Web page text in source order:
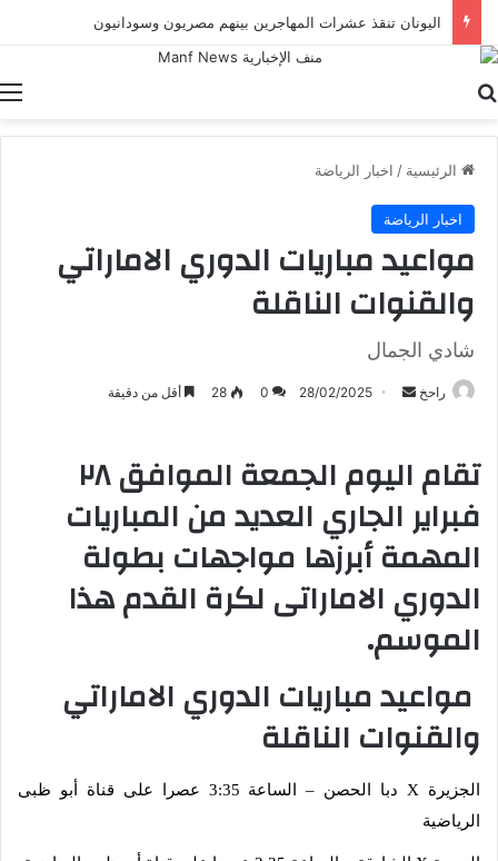
اليونان تنقذ عشرات المهاجرين بينهم مصريون وسودانيون
الرئيسية / اخبار الرياضة
اخبار الرياضة
مواعيد مباريات الدوري الاماراتي
والقنوات الناقلة
شادي الجمال
راحخ
أرسل 28/02/2025
0
28 أقل من دقيقة
تقام اليوم الجمعة الموافق ٢٨
فبراير الجاري العديد من المباريات
المهمة أبرزها مواجهات بطولة
الدوري الاماراتى لكرة القدم هذا
الموسم.
مواعيد مباريات الدوري الاماراتي
والقنوات الناقلة
الجزيرة X دبا الحصن – الساعة 3:35 عصرا على قناة أبو ظبى
الرياضية